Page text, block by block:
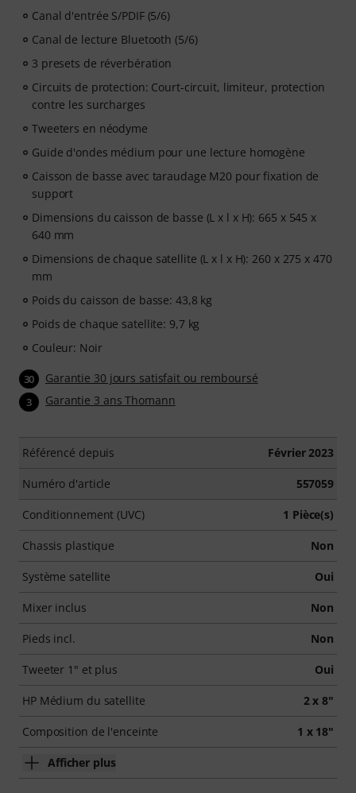
Canal d'entrée S/PDIF (5/6)
Canal de lecture Bluetooth (5/6)
3 presets de réverbération
Circuits de protection: Court-circuit, limiteur, protection
contre les surcharges
Tweeters en néodyme
Guide d'ondes médium pour une lecture homogène
Caisson de basse avec taraudage M20 pour fixation de
support
Dimensions du caisson de basse (L x l x H): 665 x 545 x
640 mm
Dimensions de chaque satellite (L x l x H): 260 x 275 x 470
mm
Poids du caisson de basse: 43,8 kg
Poids de chaque satellite: 9,7 kg
Couleur: Noir
30 Garantie 30 jours satisfait ou remboursé
3 Garantie 3 ans Thomann
Référencé depuis Février 2023
Numéro d'article 557059
Conditionnement (UVC) 1 Pièce(s)
Chassis plastique Non
Système satellite Oui
Mixer inclus Non
Pieds incl. Non
Tweeter 1" et plus Oui
HP Médium du satellite 2 x 8"
Composition de l'enceinte 1 x 18"
Afficher plus